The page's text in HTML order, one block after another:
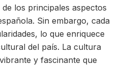
los principales aspectos
Sin embargo, cada
lo que enriquece
del país. La cultura
y fascinante que